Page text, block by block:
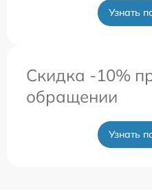
Узнать
Скидка -10%
обращении
Узнать